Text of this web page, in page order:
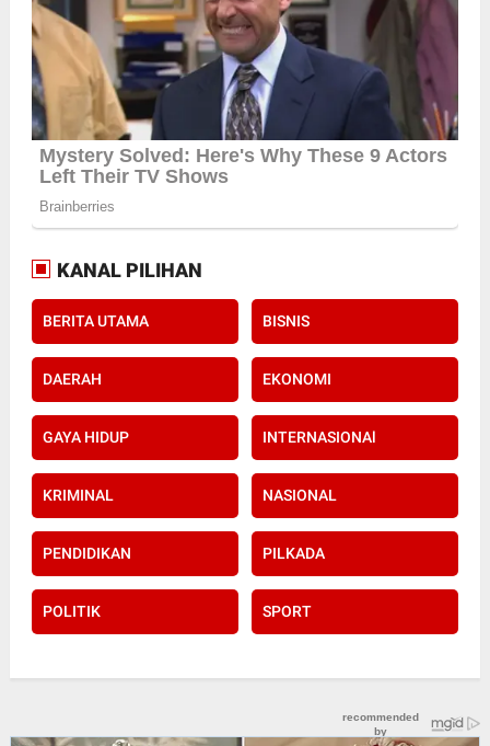
KANAL PILIHAN
BERITA UTAMA BISNIS
DAERAH EKONOMI
GAYA HIDUP INTERNASIONAl
KRIMINAL NASIONAL
PENDIDIKAN PILKADA
POLITIK SPORT